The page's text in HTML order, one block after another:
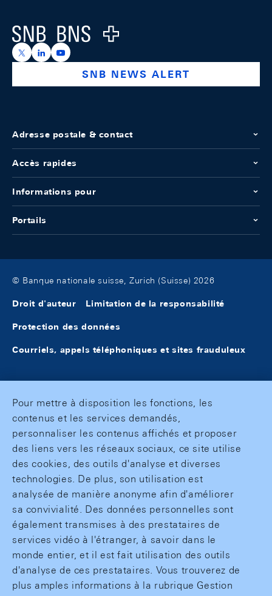
Logo
https://x.com/snb_bns
https://ch.linkedin.com/company/swiss-national-
https://www.youtube.com/@swissnationalbank
SNB NEWS ALERT
Adresse postale & contact
Accès rapides
Informations pour
Portails
© Banque nationale suisse, Zurich (Suisse) 2026
Droit d'auteur Limitation de la responsabilité
Protection des données
Courriels, appels téléphoniques et sites frauduleux
Pour mettre à disposition les fonctions, les
contenus et les services demandés,
personnaliser les contenus affichés et proposer
des liens vers les réseaux sociaux, ce site utilise
des cookies, des outils d'analyse et diverses
technologies. De plus, son utilisation est
analysée de manière anonyme afin d'améliorer
sa convivialité. Des données personnelles sont
également transmises à des prestataires de
services vidéo à l'étranger, à savoir dans le
monde entier, et il est fait utilisation des outils
d'analyse de ces prestataires. Vous trouverez de
plus amples informations à la rubrique Gestion